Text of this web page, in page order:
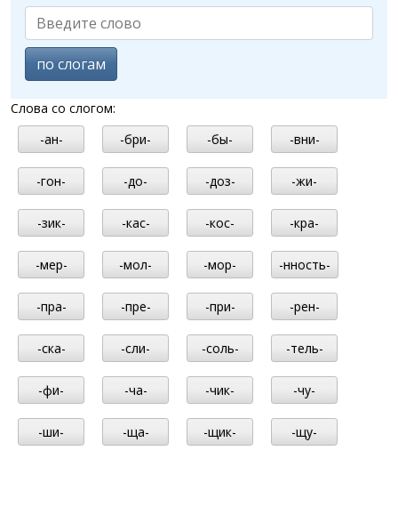
по слогам
Слова со слогом:
-ан-
-бри- -бы- -вни-
-гон- -до- -доз- -жи-
-зик- -кас- -кос- -кра-
-мер- -мол- -мор- -нность-
-пра- -пре- -при- -рен-
-ска- -сли- -соль- -тель-
-фи- -ча- -чик- -чу-
-ши- -ща- -щик- -щу-